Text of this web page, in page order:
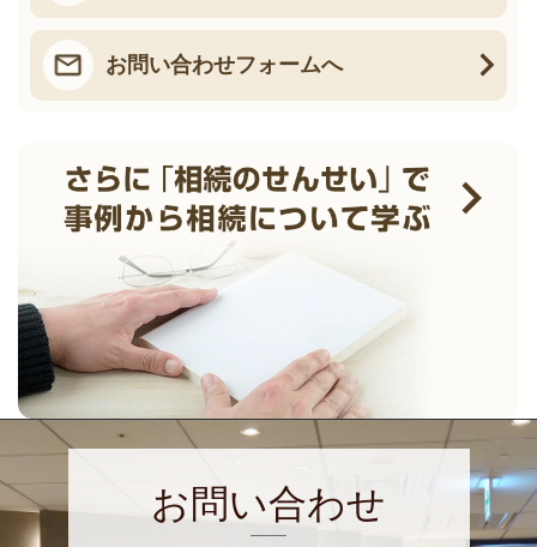
お問い合わせフォームへ
お問い合わせ